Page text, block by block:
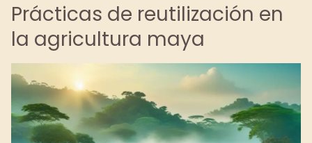
Prácticas de reutilización en
la agricultura maya